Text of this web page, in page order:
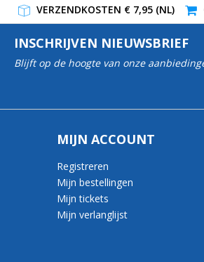
VERZENDKOSTEN € 7,95 (NL)
INSCHRIJVEN NIEUWSBRIEF
Blijft op de hoogte van onze
MIJN ACCOUNT
Registreren
Mijn bestellingen
Mijn tickets
Mijn verlanglijst